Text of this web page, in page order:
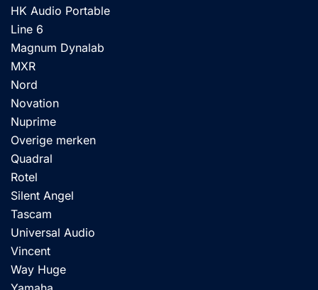
HK Audio Portable
Line 6
Magnum Dynalab
MXR
Nord
Novation
Nuprime
Overige merken
Quadral
Rotel
Silent Angel
Tascam
Universal Audio
Vincent
Way Huge